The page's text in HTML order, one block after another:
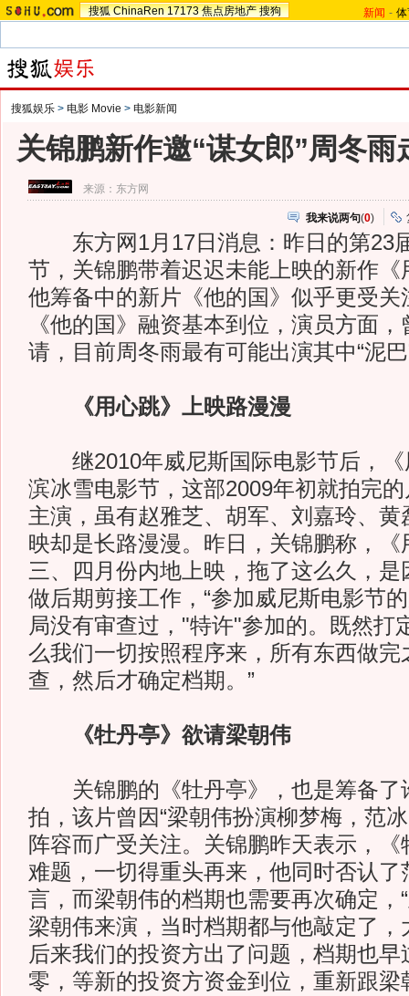
搜狐 ChinaRen 17173 焦点房地产 搜狗 新闻 -
搜狐娱乐 > 电影 Movie > 电影新闻
关锦鹏新作邀“谋女郎”周冬雨
来源： 东方网
我来说两句(0)
东方网1月17日消息：昨日的第23
节，关锦鹏带着迟迟未能上映的新作《
他筹备中的新片《他的国》似乎更受关
《他的国》融资基本到位，演员方面
请，目前周冬雨最有可能出演其中“泥
《用心跳》上映路漫漫
继2010年威尼斯国际电影节后，《
滨冰雪电影节，这部2009年初就拍完
主演，虽有赵雅芝、胡军、刘嘉玲、黄
映却是长路漫漫。昨日，关锦鹏称，《
三、四月份内地上映，拖了这么久，
做后期剪接工作，“参加威尼斯电影节
局没有审查过，"特许"参加的。既然打
么我们一切按照程序来，所有东西做完
查，然后才确定档期。”
《牡丹亭》欲请梁朝伟
关锦鹏的《牡丹亭》，也是筹备了
拍，该片曾因“梁朝伟扮演柳梦梅，范
阵容而广受关注。关锦鹏昨天表示，
难题，一切得重头再来，他同时否认了
言，而梁朝伟的档期也需要再次确定，
梁朝伟来演，当时档期都与他敲定了，
后来我们的投资方出了问题，档期也
零，等新的投资方资金到位，重新跟梁